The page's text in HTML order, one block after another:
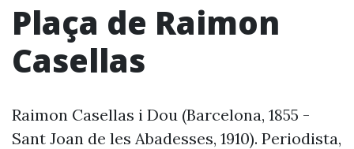
Plaça de Raimon
Casellas
Raimon Casellas i Dou (Barcelona, 1855 -
Sant Joan de les Abadesses, 1910). Periodista,